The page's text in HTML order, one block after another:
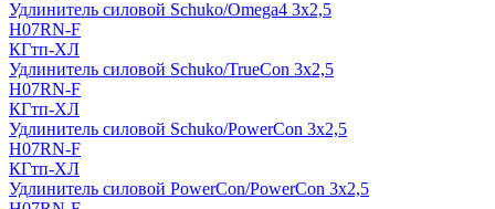
Удлинитель силовой Schuko/Omega4 3х2,5
H07RN-F
КГтп-ХЛ
Удлинитель силовой Schuko/TrueCon 3х2,5
H07RN-F
КГтп-ХЛ
Удлинитель силовой Schuko/PowerCon 3х2,5
H07RN-F
КГтп-ХЛ
Удлинитель силовой PowerCon/PowerCon 3х2,5